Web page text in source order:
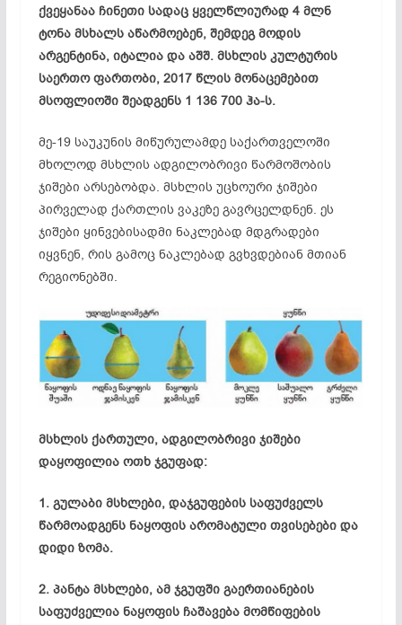
ქვეყანაა ჩინეთი სადაც ყველწლიურად 4 მლნ
ტონა მსხალს აწარმოებენ, შემდეგ მოდის
არგენტინა, იტალია და აშშ. მსხლის კულტურის
საერთო ფართობი, 2017 წლის მონაცემებით
მსოფლიოში შეადგენს 1 136 700 ჰა-ს.
მე-19 საუკუნის მიწურულამდე საქართველოში
მხოლოდ მსხლის ადგილობრივი წარმოშობის
ჯიშები არსებობდა. მსხლის უცხოური ჯიშები
პირველად ქართლის ვაკეზე გავრცელდნენ. ეს
ჯიშები ყინვებისადმი ნაკლებად მდგრადები
იყვნენ, რის გამოც ნაკლებად გვხვდებიან მთიან
რეგიონებში.
მსხლის ქართული, ადგილობრივი ჯიშები
დაყოფილია ოთხ ჯგუფად:
1. გულაბი მსხლები, დაჯგუფების საფუძველს
წარმოადგენს ნაყოფის არომატული თვისებები და
დიდი ზომა.
2. პანტა მსხლები, ამ ჯგუფში გაერთიანების
საფუძველია ნაყოფის ჩაშავება მომწიფების